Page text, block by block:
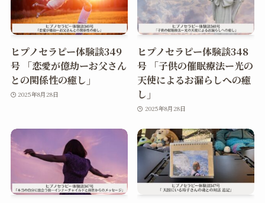
ヒプノセラピー体験談349
号 「恋愛が億劫ーお父さん
との関係性の癒し」
2025年8月28日
ヒプノセラピー体験談348
号 「子供の催眠療法ー光の
天使によるお漏らしへの癒
し」
2025年8月28日